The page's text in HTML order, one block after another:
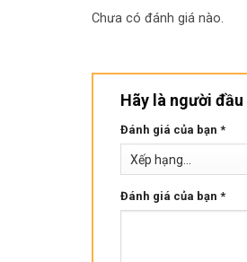
Chưa có đánh giá nào.
Hãy là người
Đánh giá của bạn *
Đánh giá của bạn *